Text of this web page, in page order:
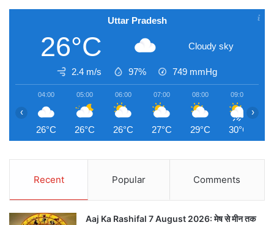
Uttar Pradesh
26°C Cloudy sky
2.4 m/s 97% 749 mmHg
04:00
26°C
05:00
26°C
06:00
26°C
07:00
27°C
08:00
29°C
09:00
30°C
‹ ›
Recent Popular Comments
Aaj Ka Rashifal 7 August 2026: मेष से मीन तक